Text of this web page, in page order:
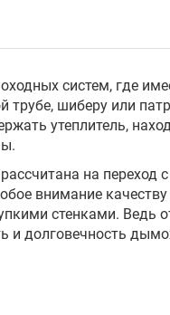
систем, где
шиберу или
утеплитель,
на переход
внимание
стенками. Ведь
и долговечность